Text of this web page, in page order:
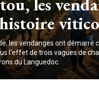
les vendanges ont démarré
l'effet de trois vagues de
du Languedoc.